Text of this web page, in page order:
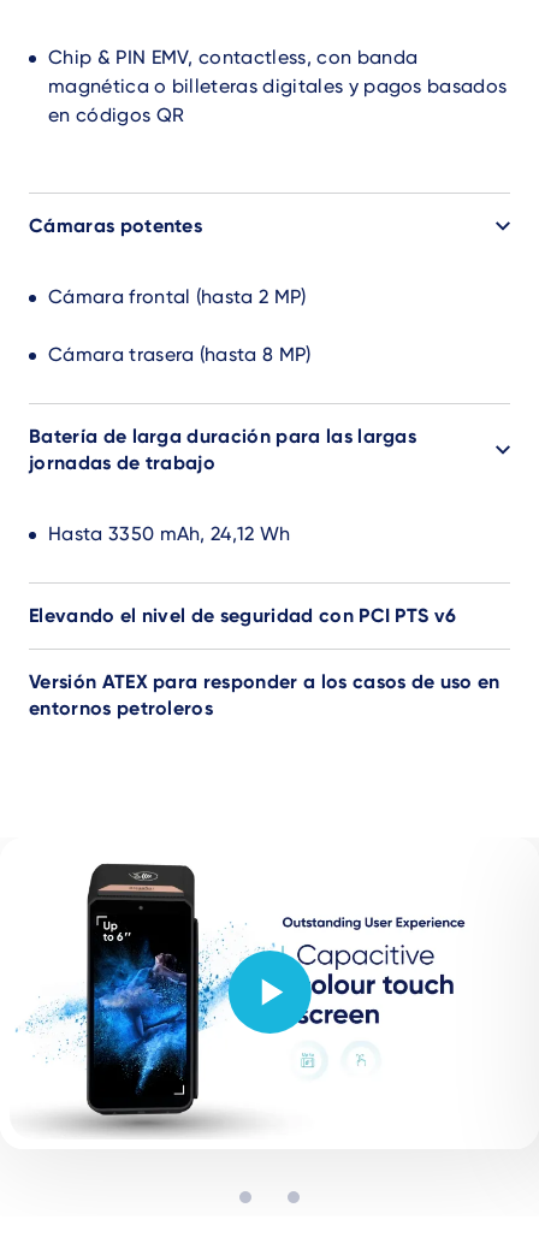
Chip & PIN EMV, contactless, con banda
magnética o billeteras digitales y pagos basados
en códigos QR
Cámaras potentes
Cámara frontal (hasta 2 MP)
Cámara trasera (hasta 8 MP)
Batería de larga duración para las largas
jornadas de trabajo
Hasta 3350 mAh, 24,12 Wh
Elevando el nivel de seguridad con PCI PTS v6
Versión ATEX para responder a los casos de uso en
entornos petroleros